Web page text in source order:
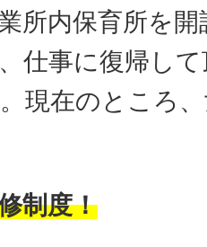
所内保育所を
仕事に復帰し
現在のところ
制度！